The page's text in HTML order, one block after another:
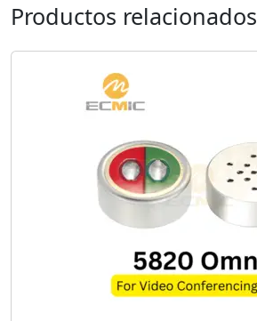
Productos relacionados